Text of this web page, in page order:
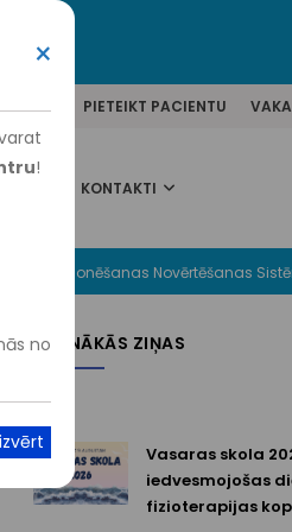
PIETEIKT PACIENTU
KONTAKTI
Funkcionēšanas Novērtēšanas
×
!
no
JAUNĀKĀS ZIŅAS
Vasaras skola
iedvesmojošas
fizioterapijas